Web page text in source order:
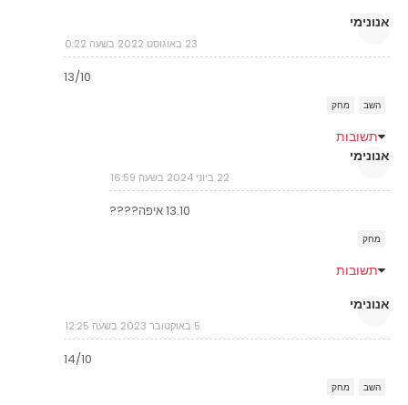
אנונימי
23 באוגוסט 2022 בשעה 0:22
13/10
השב מחק
תשובות
אנונימי
22 ביוני 2024 בשעה 16:59
13.10 איפה????
מחק
תשובות
אנונימי
5 באוקטובר 2023 בשעה 12:25
14/10
השב מחק